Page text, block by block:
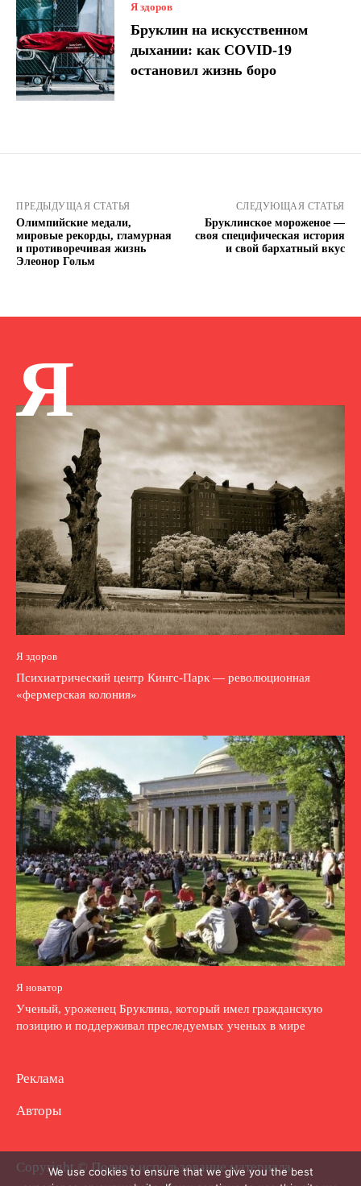
Я здоров
Бруклин на искусственном
дыхании: как COVID-19
остановил жизнь боро
ПРЕДЫДУЩАЯ СТАТЬЯ
Олимпийские медали,
мировые рекорды, гламурная
и противоречивая жизнь
Элеонор Гольм
СЛЕДУЮЩАЯ СТАТЬЯ
Бруклинское мороженое —
своя специфическая история
и свой бархатный вкус
Я
Я здоров
Психиатрический центр Кингс-Парк — революционная
«фермерская колония»
Я новатор
Ученый, уроженец Бруклина, который имел гражданскую
позицию и поддерживал преследуемых ученых в мире
Реклама
Авторы
Copyright © Полное использование материала
We use cookies to ensure that we give you the best